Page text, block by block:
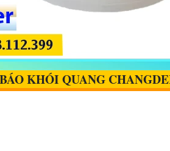
KHÓI QUANG